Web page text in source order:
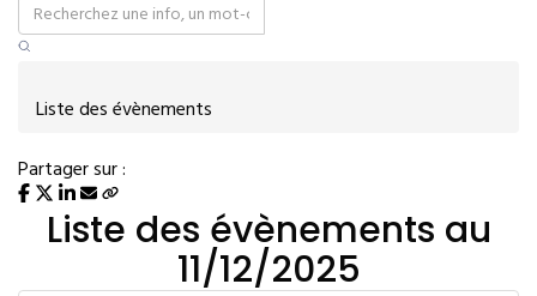
Liste des évènements
Partager sur :
Liste des évènements au
11/12/2025